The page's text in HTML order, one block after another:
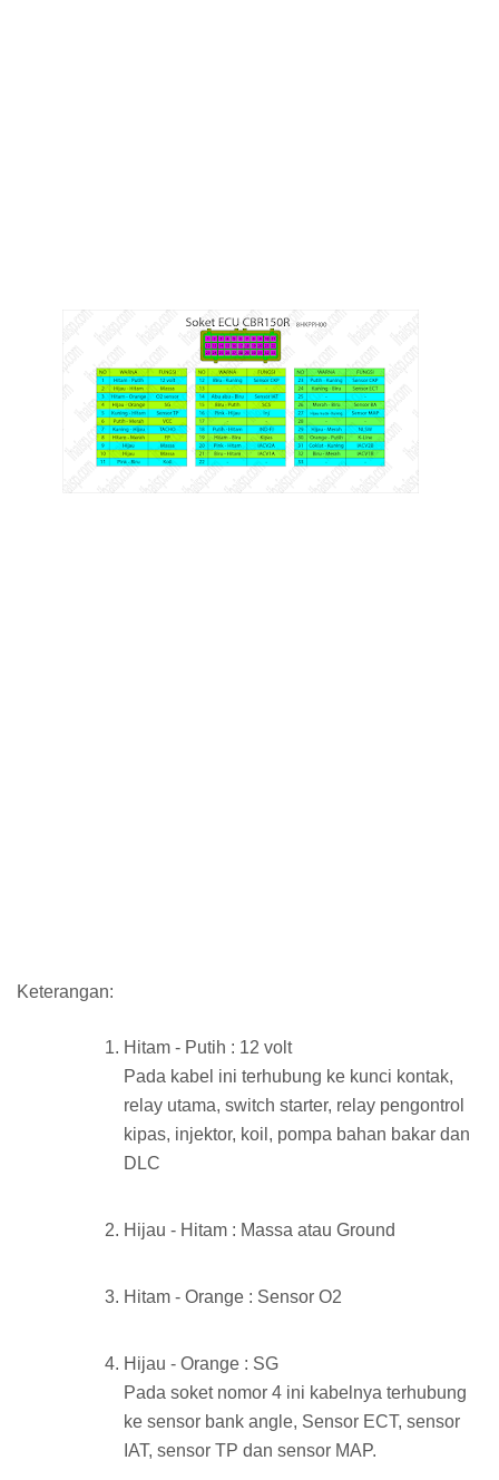
Keterangan:
Hitam - Putih : 12 volt
Pada kabel ini terhubung ke kunci kontak,
relay utama, switch starter, relay pengontrol
kipas, injektor, koil, pompa bahan bakar dan
DLC
Hijau - Hitam : Massa atau Ground
Hitam - Orange : Sensor O2
Hijau - Orange : SG
Pada soket nomor 4 ini kabelnya terhubung
ke sensor bank angle, Sensor ECT, sensor
IAT, sensor TP dan sensor MAP.